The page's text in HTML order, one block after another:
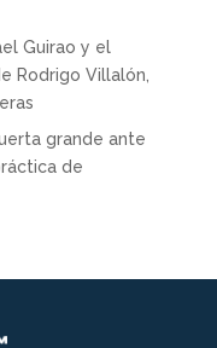
Guirao y el
Rodrigo Villalón,
grande ante
de